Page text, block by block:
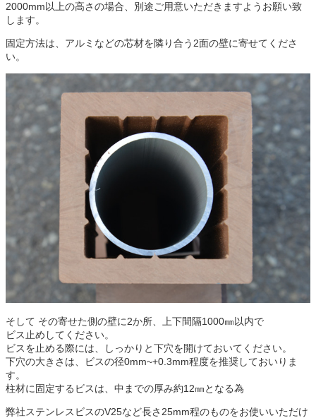
2000mm以上の高さの場合、別途ご用意いただきますようお願い致
します。
固定方法は、アルミなどの芯材を隣り合う2面の壁に寄せてくださ
い。
そして その寄せた側の壁に2か所、上下間隔1000㎜以内で
ビス止めしてください。
ビスを止める際には、しっかりと下穴を開けておいてください。
下穴の大きさは、ビスの径0mm~+0.3mm程度を推奨しておいりま
す。
柱材に固定するビスは、中までの厚み約12㎜となる為
弊社ステンレスビスのV25など長さ 25mm程のものをお使いいただけ